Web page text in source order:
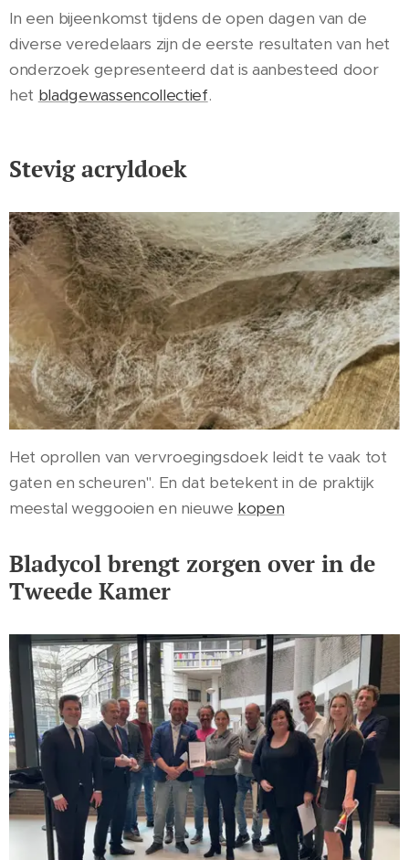
In een bijeenkomst tijdens de open dagen van de
diverse veredelaars zijn de eerste resultaten van het
onderzoek gepresenteerd dat is aanbesteed door
het bladgewassencollectief.
Stevig acryldoek
Het oprollen van vervroegingsdoek leidt te vaak tot
gaten en scheuren". En dat betekent in de praktijk
meestal weggooien en nieuwe kopen
Bladycol brengt zorgen over in de
Tweede Kamer